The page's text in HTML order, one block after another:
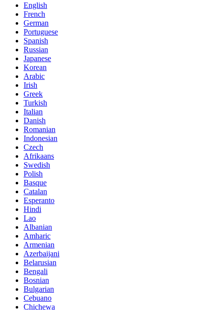
English
French
German
Portuguese
Spanish
Russian
Japanese
Korean
Arabic
Irish
Greek
Turkish
Italian
Danish
Romanian
Indonesian
Czech
Afrikaans
Swedish
Polish
Basque
Catalan
Esperanto
Hindi
Lao
Albanian
Amharic
Armenian
Azerbaijani
Belarusian
Bengali
Bosnian
Bulgarian
Cebuano
Chichewa